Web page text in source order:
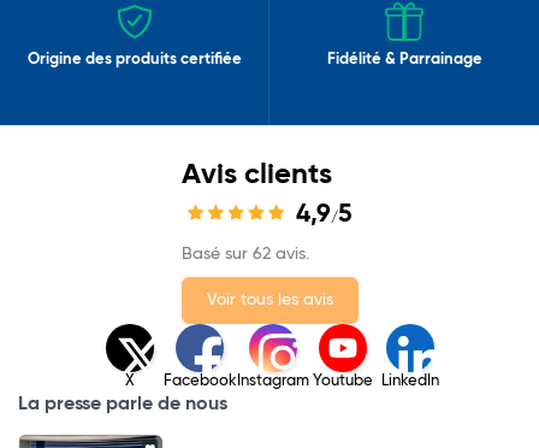
Origine des produits certifiée Fidélité & Parrainage
Avis clients
4,9/5
Basé sur 62 avis.
Voir tous les avis
X Facebook Instagram Youtube LinkedIn
La presse parle de nous